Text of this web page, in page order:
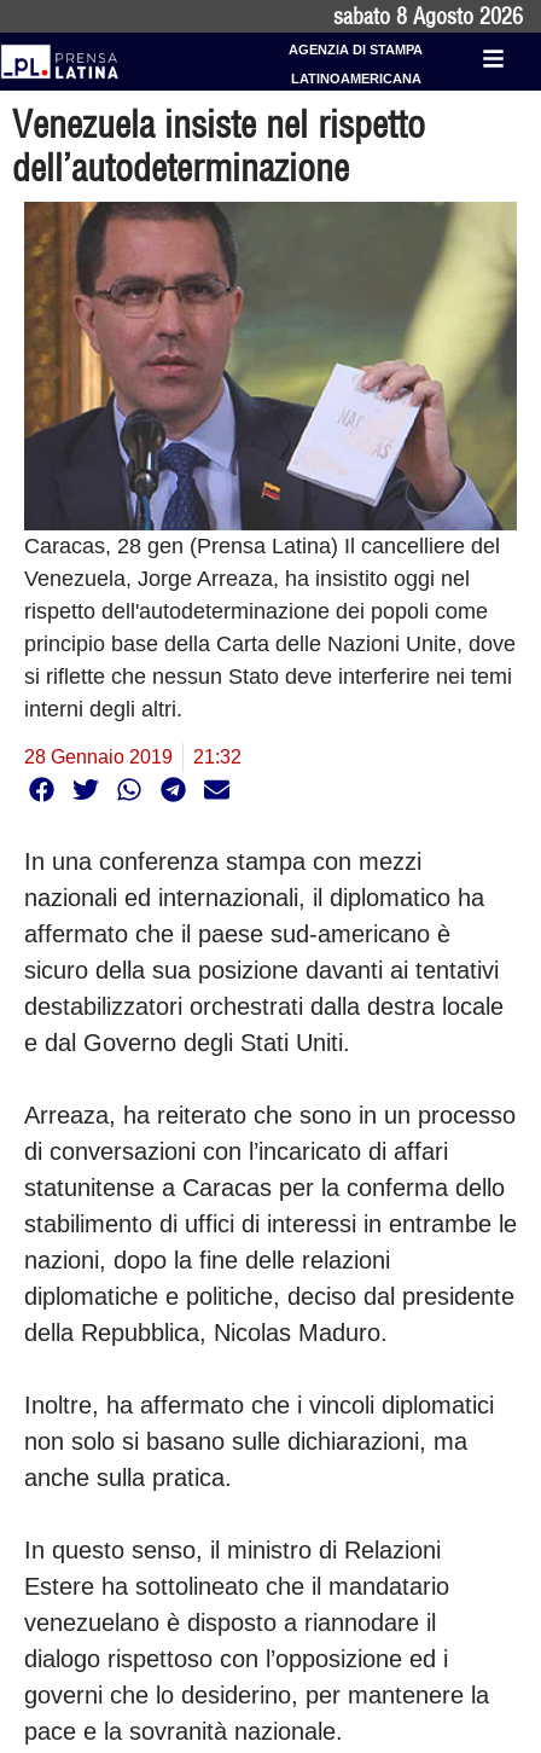
sabato 8 Agosto 2026
AGENZIA DI STAMPA
LATINOAMERICANA
Venezuela insiste nel rispetto
dell’autodeterminazione
Caracas, 28 gen (Prensa Latina) Il cancelliere del
Venezuela, Jorge Arreaza, ha insistito oggi nel
rispetto dell'autodeterminazione dei popoli come
principio base della Carta delle Nazioni Unite, dove
si riflette che nessun Stato deve interferire nei temi
interni degli altri.
28 Gennaio 2019 21:32
In una conferenza stampa con mezzi
nazionali ed internazionali, il diplomatico ha
affermato che il paese sud-americano è
sicuro della sua posizione davanti ai tentativi
destabilizzatori orchestrati dalla destra locale
e dal Governo degli Stati Uniti.
Arreaza, ha reiterato che sono in un processo
di conversazioni con l’incaricato di affari
statunitense a Caracas per la conferma dello
stabilimento di uffici di interessi in entrambe le
nazioni, dopo la fine delle relazioni
diplomatiche e politiche, deciso dal presidente
della Repubblica, Nicolas Maduro.
Inoltre, ha affermato che i vincoli diplomatici
non solo si basano sulle dichiarazioni, ma
anche sulla pratica.
In questo senso, il ministro di Relazioni
Estere ha sottolineato che il mandatario
venezuelano è disposto a riannodare il
dialogo rispettoso con l’opposizione ed i
governi che lo desiderino, per mantenere la
pace e la sovranità nazionale.